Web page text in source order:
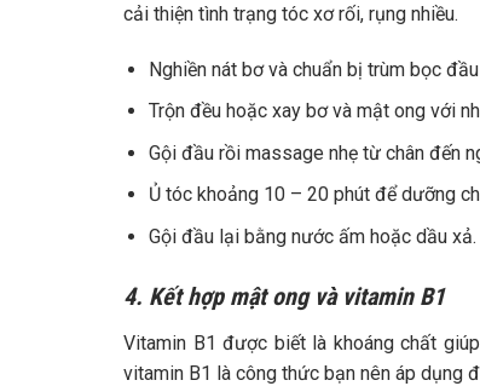
cải thiện tình trạng tóc xơ rối, rụng nhiều.
Nghiền nát bơ và chuẩn bị trùm bọc
Trộn đều hoặc xay bơ và mật ong với
Gội đầu rồi massage nhẹ từ chân đến
Ủ tóc khoảng 10 – 20 phút để dưỡng
Gội đầu lại bằng nước ấm hoặc dầu xả.
4. Kết hợp mật ong và vitamin B1
Vitamin B1 được biết là khoáng chất
vitamin B1 là công thức bạn nên áp dụng